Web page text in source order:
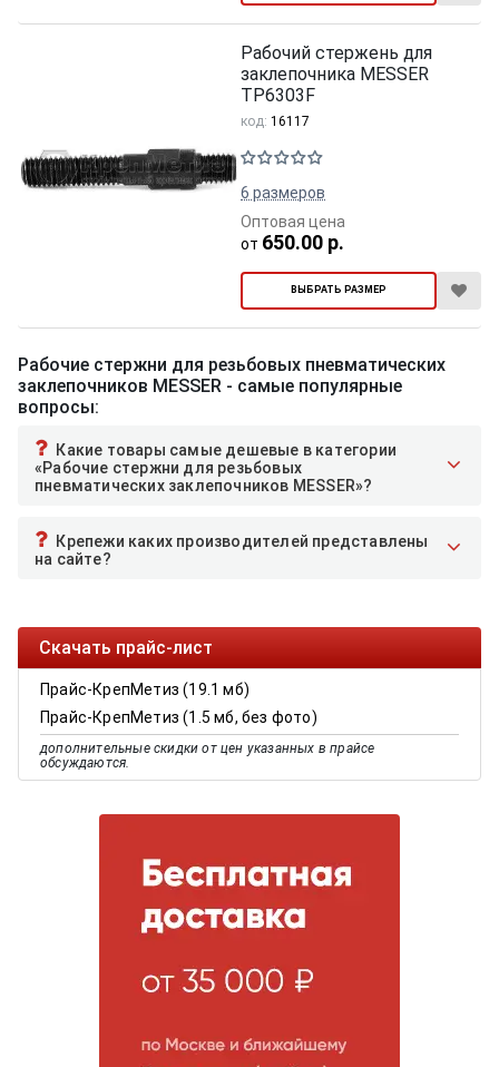
Рабочий стержень для
заклепочника MESSER
TP6303F
код: 16117
6 размеров
ВЫБРАТЬ РАЗМЕР
от 650.00 р.
Оптовая цена
Рабочие стержни для резьбовых пневматических
заклепочников MESSER - самые популярные
вопросы:
Какие товары самые дешевые в категории
«Рабочие стержни для резьбовых
пневматических заклепочников MESSER»?
Крепежи каких производителей представлены
на сайте?
Скачать прайс-лист
Прайс-КрепМетиз (19.1 мб)
Прайс-КрепМетиз (1.5 мб, без фото)
дополнительные скидки от цен указанных в прайсе
обсуждаются.